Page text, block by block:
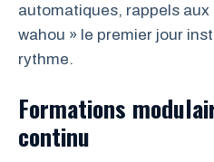
automatiques, rappels aux
wahou » le premier jour
rythme.
Formations
continu